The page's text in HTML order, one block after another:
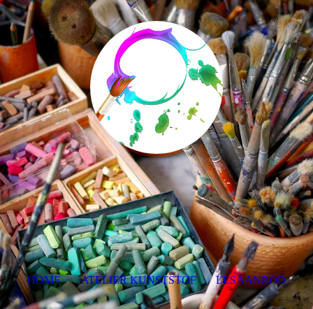
HOME ATELIER KUNSTSTOF LESAANBOD